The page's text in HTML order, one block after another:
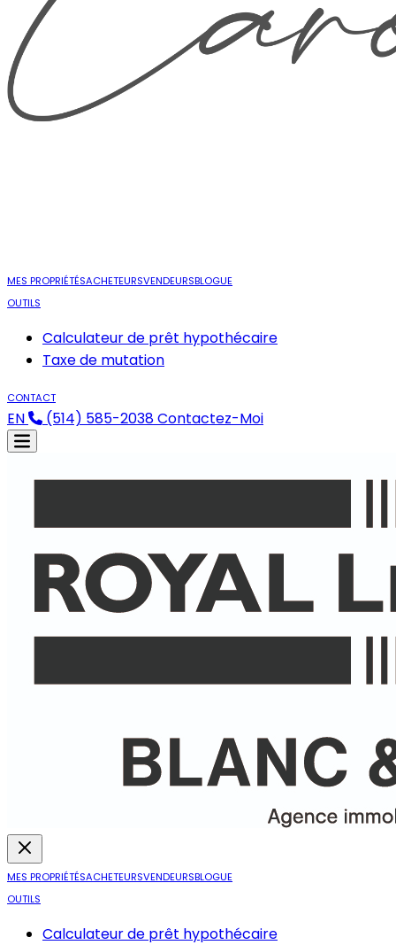
MES PROPRIÉTÉSACHETEURSVENDEURSBLOGUE
OUTILS
Calculateur de prêt hypothécaire
Taxe de mutation
CONTACT
EN (514) 585-2038Contactez-Moi
MES PROPRIÉTÉSACHETEURSVENDEURSBLOGUE
OUTILS
Calculateur de prêt hypothécaire